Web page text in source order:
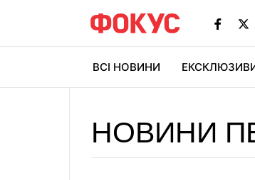
ВСІ НОВИНИ
НОВИНИ